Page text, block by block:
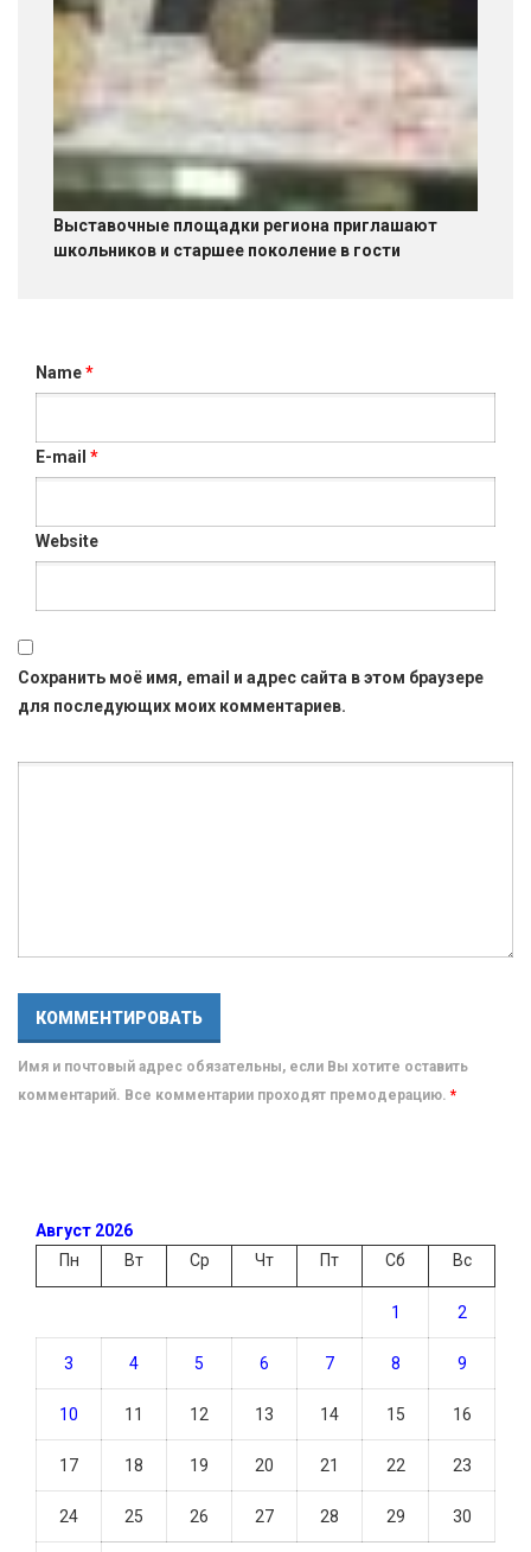
Выставочные площадки региона приглашают
школьников и старшее поколение в гости
Name*
E-mail *
Website
Сохранить моё имя, email и адрес сайта в этом браузере
для последующих моих комментариев.
Имя и почтовый адрес обязательны, если Вы хотите оставить
комментарий. Все комментарии проходят премодерацию. *
Август 2026
Пн
Вт Ср Чт Пт Сб Вс
1 2
3 4 5 6 7 8 9
10 11 12 13 14 15 16
17 18 19 20 21 22 23
24 25 26 27 28 29 30